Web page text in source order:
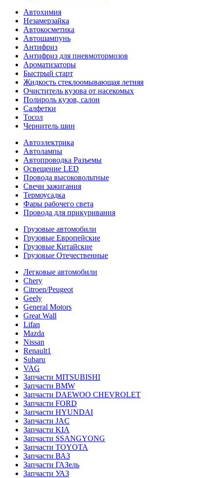
Автохимия
Незамерзайка
Автокосметика
Автошампунь
Антифриз
Антифриз для пневмотормозов
Ароматизаторы
Быстрый старт
Жидкость стеклоомывающая летняя
Очиститель кузова от насекомых
Полироль кузов, салон
Салфетки
Тосол
Чернитель шин
Автоэлектрика
Автолампы
Автопроводка Разъемы
Освещение LED
Провода высоковольтные
Свечи зажигания
Термоусадка
Фары рабочего света
Провода для прикуривания
Грузовые автомобили
Грузовые Европейские
Грузовые Китайские
Грузовые Отечественные
Легковые автомобили
Chery
Citroen/Peugeot
Geely
General Motors
Great Wall
Lifan
Mazda
Nissan
Renault1
Subaru
VAG
Запчасти MITSUBISHI
Запчасти BMW
Запчасти DAEWOO CHEVROLET
Запчасти FORD
Запчасти HYUNDAI
Запчасти JAC
Запчасти KIA
Запчасти SSANGYONG
Запчасти TOYOTA
Запчасти ВАЗ
Запчасти ГАЗель
Запчасти УАЗ